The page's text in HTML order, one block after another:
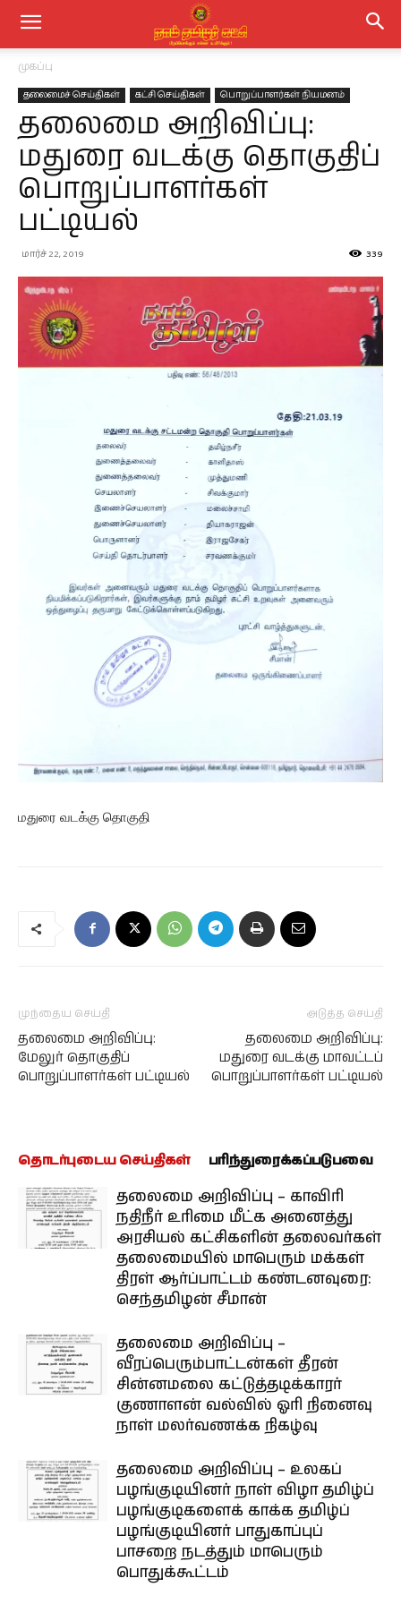
முகப்பு
தலைமைச் செய்திகள் கட்சி செய்திகள் பொறுப்பாளர்கள் நியமனம்
தலைமை அறிவிப்பு:
மதுரை வடக்கு தொகுதிப்
பொறுப்பாளர்கள்
பட்டியல்
மார்ச் 22, 2019 339
மதுரை வடக்கு தொகுதி
முந்தைய செய்தி
தலைமை அறிவிப்பு:
மேலுர் தொகுதிப்
பொறுப்பாளர்கள் பட்டியல்
அடுத்த செய்தி
தலைமை அறிவிப்பு:
மதுரை வடக்கு மாவட்டப்
பொறுப்பாளர்கள் பட்டியல்
தொடர்புடைய செய்திகள் பரிந்துரைக்கப்படுபவை
தலைமை அறிவிப்பு – காவிரி
நதிநீர் உரிமை மீட்க அனைத்து
அரசியல் கட்சிகளின் தலைவர்கள்
தலைமையில் மாபெரும் மக்கள்
திரள் ஆர்ப்பாட்டம் கண்டனவுரை:
செந்தமிழன் சீமான்
தலைமை அறிவிப்பு –
வீரப்பெரும்பாட்டன்கள் தீரன்
சின்னமலை கட்டுத்தடிக்காரர்
குணாளன் வல்வில் ஓரி நினைவு
நாள் மலர்வணக்க நிகழ்வு
தலைமை அறிவிப்பு – உலகப்
பழங்குடியினர் நாள் விழா தமிழ்ப்
பழங்குடிகளைக் காக்க தமிழ்ப்
பழங்குடியினர் பாதுகாப்புப்
பாசறை நடத்தும் மாபெரும்
பொதுக்கூட்டம்